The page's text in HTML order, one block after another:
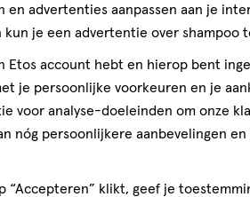
1 stuk
W7
en advertenties aanpassen aan je
kun je een advertentie over shampoo
Etos account hebt en hierop bent
je persoonlijke voorkeuren en je
voor analyse-doeleinden om onze
nóg persoonlijkere aanbevelingen
“Accepteren” klikt, geef je